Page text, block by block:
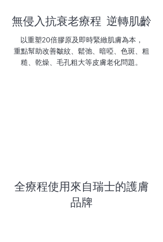
​無侵入抗衰老療程 逆轉肌齡
以重塑20倍膠原及即時緊緻肌膚為本，
重點幫助改善皺紋、鬆弛、暗啞、色斑、粗
糙、乾燥、毛孔粗大等皮膚老化問題。
​全療程使用來自瑞士的護膚
品牌